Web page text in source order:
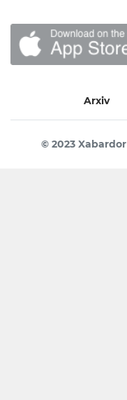
Arxiv
© 2023 Xabardor